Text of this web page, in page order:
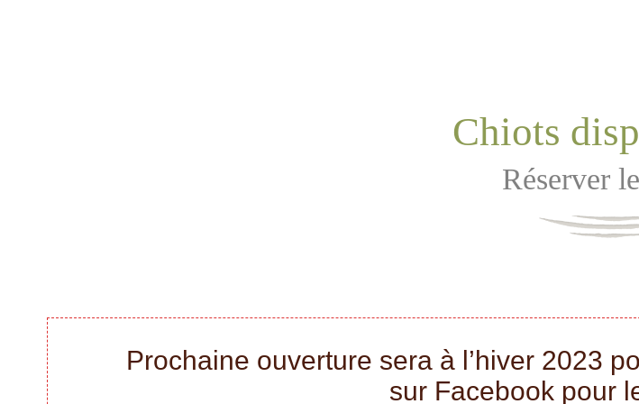
Chiots
Réserver
Prochaine ouverture sera à l’hiver 2023
sur Facebook pour